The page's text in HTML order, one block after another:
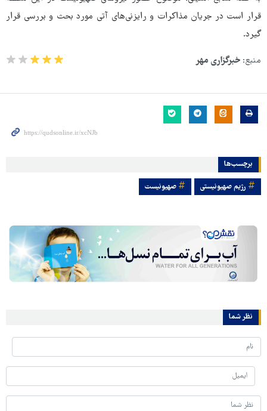
قرار است در جریان مذاکرات و رایزنی‌های آتی مورد بحث و بررسی قرار
گیرد.
منبع: خبرگزاری مهر
برچسب‌ها
رژیم صهیونیستی صهیونیست
نظر شما